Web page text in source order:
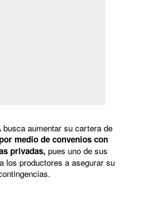
busca aumentar su cartera de
por medio de convenios con
privadas, pues uno de sus
los productores a asegurar su